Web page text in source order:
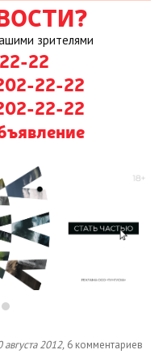
зрителями
22
22-22
22-22
августа 2012, 6 комментариев